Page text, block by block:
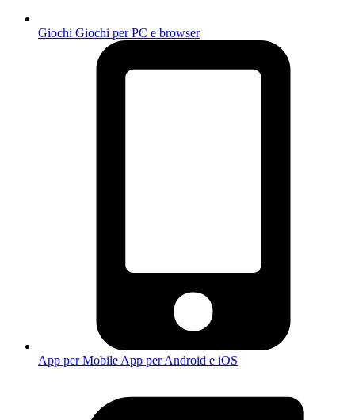
Giochi Giochi per PC e browser
App per Mobile App per Android e iOS